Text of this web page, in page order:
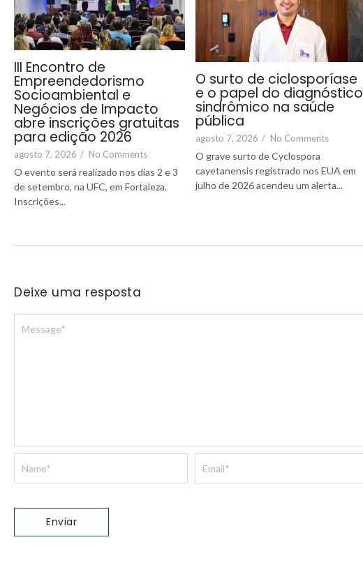
III Encontro de
Empreendedorismo
Socioambiental e
Negócios de Impacto
abre inscrições gratuitas
para edição 2026
agosto 7, 2026 / No Comments
O evento será realizado nos dias 2 e 3
de setembro, na UFC, em Fortaleza.
Inscrições...
O surto de ciclosporíase
e o papel do diagnóstico
sindrômico na saúde
pública
agosto 7, 2026 / No Comments
O grave surto de Cyclospora
cayetanensis registrado nos EUA em
julho de 2026 acendeu um alerta...
Deixe uma resposta